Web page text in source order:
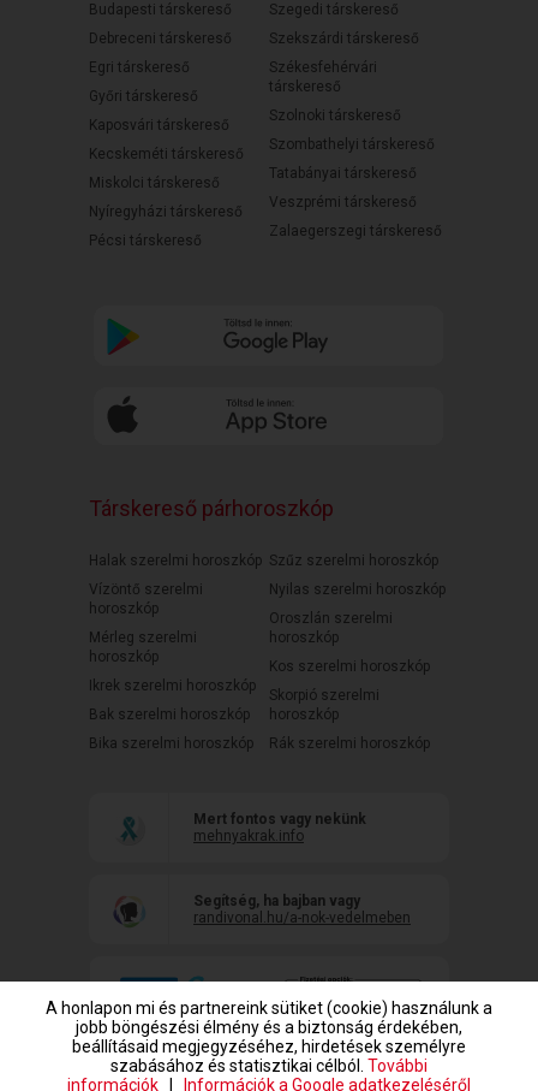
Budapesti társkereső
Debreceni társkereső
Egri társkereső
Győri társkereső
Kaposvári társkereső
Kecskeméti társkereső
Miskolci társkereső
Nyíregyházi társkereső
Pécsi társkereső
Szegedi társkereső
Szekszárdi társkereső
Székesfehérvári
társkereső
Szolnoki társkereső
Szombathelyi társkereső
Tatabányai társkereső
Veszprémi társkereső
Zalaegerszegi társkereső
Társkereső párhoroszkóp
Halak szerelmi horoszkóp
Vízöntő szerelmi
horoszkóp
Mérleg szerelmi
horoszkóp
Ikrek szerelmi horoszkóp
Bak szerelmi horoszkóp
Bika szerelmi horoszkóp
Szűz szerelmi horoszkóp
Nyilas szerelmi horoszkóp
Oroszlán szerelmi
horoszkóp
Kos szerelmi horoszkóp
Skorpió szerelmi
horoszkóp
Rák szerelmi horoszkóp
Mert fontos vagy nekünk
mehnyakrak.info
Segítség, ha bajban vagy
randivonal.hu/a-nok-vedelmeben
A honlapon mi és partnereink sütiket (cookie) használunk a
jobb böngészési élmény és a biztonság érdekében,
beállításaid megjegyzéséhez, hirdetések személyre
szabásához és statisztikai célból. További
információk
Információk a Google adatkezeléséről